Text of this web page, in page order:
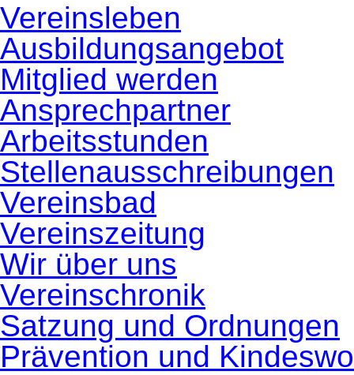
Navigation
überspringen
Vereinsleben
Ausbildungsangebot
Mitglied werden
Ansprechpartner
Arbeitsstunden
Stellenausschreibungen
Vereinsbad
Vereinszeitung
Wir über uns
Vereinschronik
Satzung und Ordnungen
Prävention und